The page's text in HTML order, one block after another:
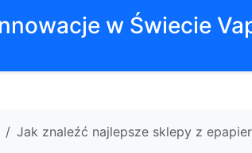
w Świecie
Jak znaleźć najlepsze sklepy z